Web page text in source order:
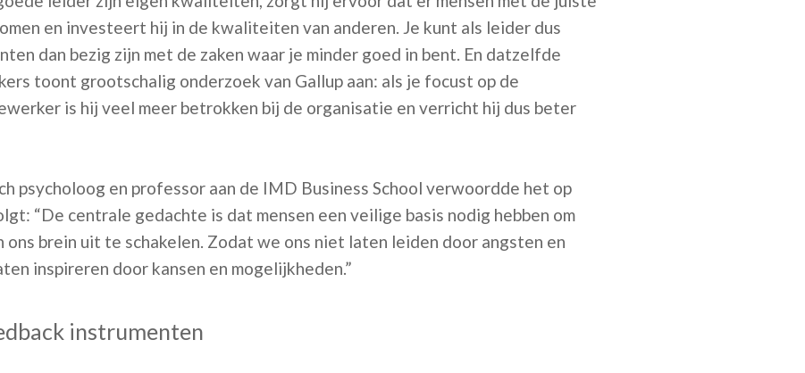
en investeert hij in de kwaliteiten van anderen. Je kunt als leider dus
dan bezig zijn met de zaken waar je minder goed in bent. En datzelfde
toont grootschalig onderzoek van Gallup aan: als je focust op de
is hij veel meer betrokken bij de organisatie en verricht hij dus beter
psycholoog en professor aan de IMD Business School verwoordde het op
“De centrale gedachte is dat mensen een veilige basis nodig hebben om
ons brein uit te schakelen. Zodat we ons niet laten leiden door angsten en
inspireren door kansen en mogelijkheden.”
instrumenten